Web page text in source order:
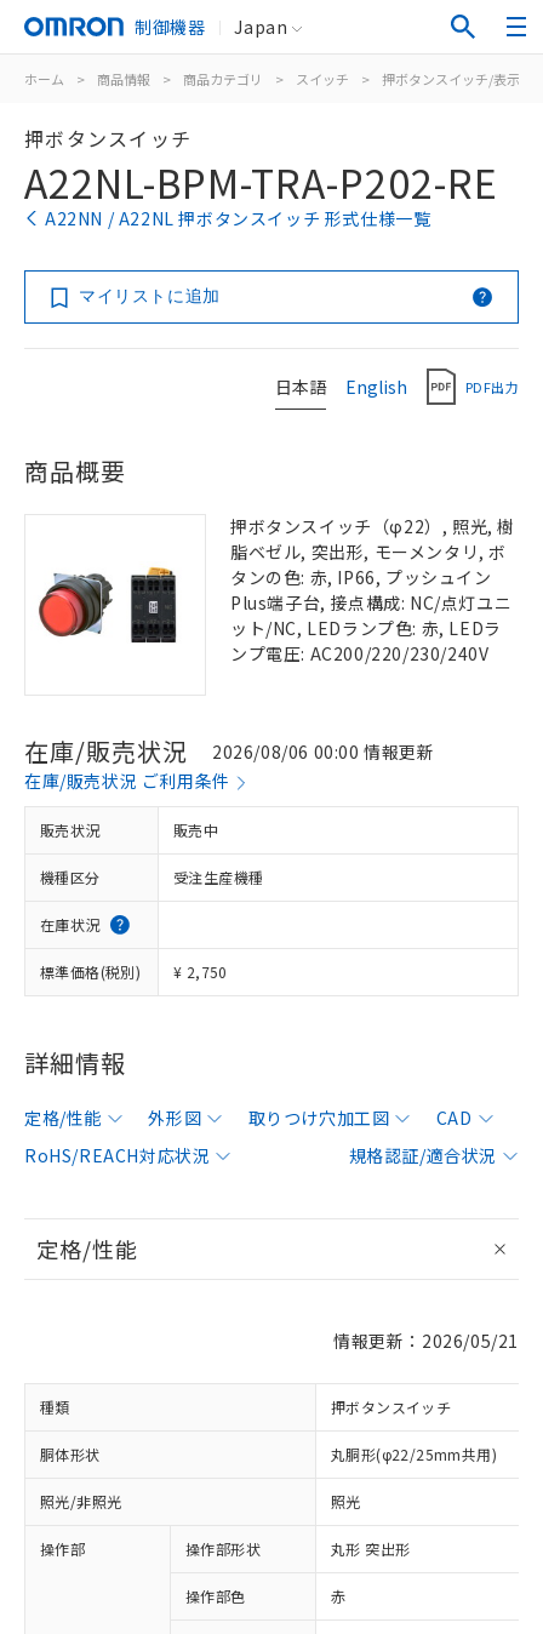
制御機器 Japan
ホーム > 商品情報 > 商品カテゴリ > スイッチ > 押ボタンスイッチ/表示灯
押ボタンスイッチ
A22NL-BPM-TRA-P202-RE
A22NN / A22NL 押ボタンスイッチ 形式仕様一覧
マイリストに追加
日本語 English PDF出力
商品概要
押ボタンスイッチ（φ22）, 照光, 樹
脂ベゼル, 突出形, モーメンタリ, ボ
タンの色: 赤, IP66, プッシュイン
Plus端子台, 接点構成: NC/点灯ユニ
ット/NC, LEDランプ色: 赤, LEDラ
ンプ電圧: AC200/220/230/240V
在庫/販売状況
2026/08/06 00:00 情報更新
在庫/販売状況 ご利用条件
販売状況 販売中
機種区分 受注生産機種
在庫状況
標準価格(税別) ¥ 2,750
詳細情報
定格/性能 外形図 取りつけ穴加工図
CAD
RoHS/REACH対応状況
規格認証/適合状況
定格/性能
情報更新：2026/05/21
種類 押ボタンスイッチ
胴体形状 丸胴形(φ22/25mm共用)
照光/非照光 照光
操作部 操作部形状 丸形 突出形
操作部色 赤